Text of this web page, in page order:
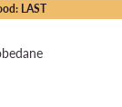
LAST